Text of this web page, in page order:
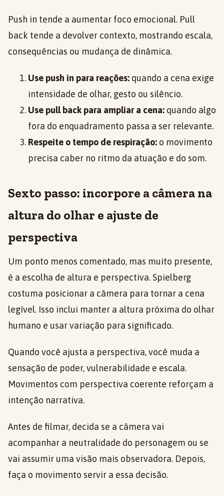
Push in tende a aumentar foco emocional. Pull
back tende a devolver contexto, mostrando escala,
consequências ou mudança de dinâmica.
Use push in para reações: quando a cena exige
intensidade de olhar, gesto ou silêncio.
Use pull back para ampliar a cena: quando algo
fora do enquadramento passa a ser relevante.
Respeite o tempo de respiração: o movimento
precisa caber no ritmo da atuação e do som.
Sexto passo: incorpore a câmera na
altura do olhar e ajuste de
perspectiva
Um ponto menos comentado, mas muito presente,
é a escolha de altura e perspectiva. Spielberg
costuma posicionar a câmera para tornar a cena
legível. Isso inclui manter a altura próxima do olhar
humano e usar variação para significado.
Quando você ajusta a perspectiva, você muda a
sensação de poder, vulnerabilidade e escala.
Movimentos com perspectiva coerente reforçam a
intenção narrativa.
Antes de filmar, decida se a câmera vai
acompanhar a neutralidade do personagem ou se
vai assumir uma visão mais observadora. Depois,
faça o movimento servir a essa decisão.